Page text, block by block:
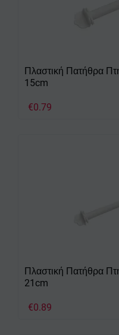
Πλαστική Πατήθρα
15cm
€0.79
Πλαστική Πατήθρα
21cm
€0.89